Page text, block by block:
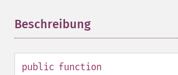
Beschreibung
public function